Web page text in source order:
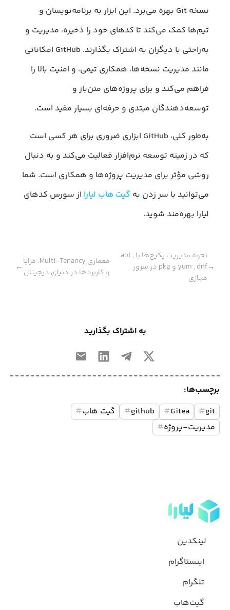
نسخه Git بهره می‌برد. این ابزار به برنامه‌نویسان و
تیم‌ها کمک می‌کند تا کدهای خود را ذخیره، مدیریت و
به‌راحتی با دیگران به اشتراک بگذارند. GitHub امکاناتی
مانند مدیریت نسخه‌ها، همکاری تیمی، و امنیت بالا را
فراهم می‌کند و برای پروژه‌های متن‌باز و
توسعه‌دهندگان مبتدی و حرفه‌ای بسیار مفید است.
به‌طور کلی، GitHub ابزاری ضروری برای هر کسی است
که در زمینه توسعه نرم‌افزار فعالیت می‌کند و به دنبال
روشی مؤثر برای مدیریت پروژه‌ها و همکاری است. شما
می‌توانید با سر زدن به گیت هاب لیارا از سورس کدهای
لیارا بهره‌مند شوید.
→
نحوه مدیریت پکیج‌ها با apt ,
yum , dnf و pkg در سرور
مجازی
معماری Multi-Tenancy، مزایا
و کاربردها در دنیای دیجیتال ←
به اشتراک بگذارید
برچسب‌ها:
git
#
Gitea
#
github
# گیت هاب#
مدیریت-پروژه#
لینکدین
اینستاگرام
تلگرام
گیت‌هاب